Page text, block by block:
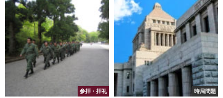
参拝・拝礼 時局問題